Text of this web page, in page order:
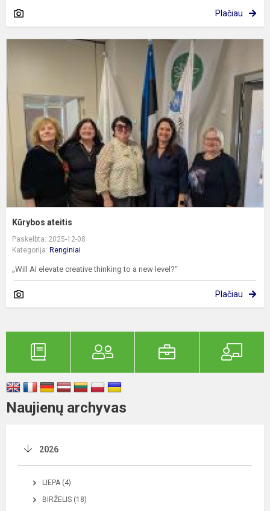
Plačiau
Kūrybos ateitis
Paskelbta: 2025-12-08
Kategorija: Renginiai
„Will AI elevate creative thinking to a new level?“
Plačiau
Naujienų archyvas
2026
LIEPA (4)
BIRŽELIS (18)